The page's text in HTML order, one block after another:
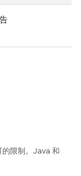
限制。Java 和